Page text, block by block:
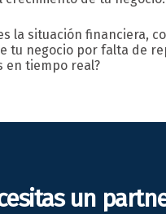
la situación financiera,
tu negocio por falta de
en tiempo real?
un